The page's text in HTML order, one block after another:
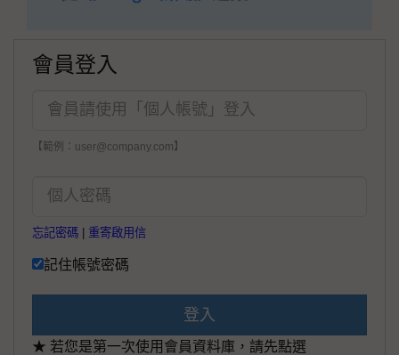
會員登入
【範例：user@company.com】
忘記密碼 重寄啟用信
記住帳號密碼
登入
★ 若您是第一次使用會員資料庫，請先點選